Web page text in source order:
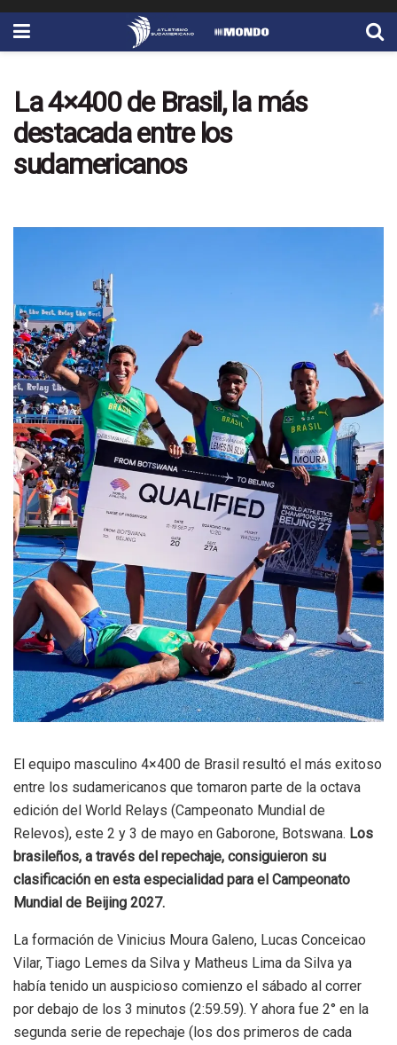
La 4×400 de Brasil, la más
destacada entre los
sudamericanos
El equipo masculino 4×400 de Brasil resultó el más exitoso
entre los sudamericanos que tomaron parte de la octava
edición del World Relays (Campeonato Mundial de
Relevos), este 2 y 3 de mayo en Gaborone, Botswana. Los
brasileños, a través del repechaje, consiguieron su
clasificación en esta especialidad para el Campeonato
Mundial de Beijing 2027.
La formación de Vinicius Moura Galeno, Lucas Conceicao
Vilar, Tiago Lemes da Silva y Matheus Lima da Silva ya
había tenido un auspicioso comienzo el sábado al correr
por debajo de los 3 minutos (2:59.59). Y ahora fue 2° en la
segunda serie de repechaje (los dos primeros de cada